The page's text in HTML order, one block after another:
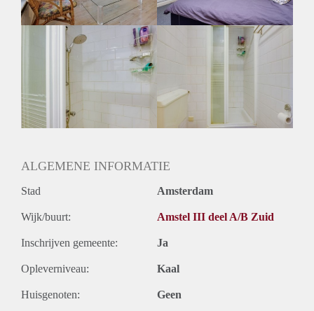
Onbepaalde termijn
Oplevering
Gemeubileerd
ALGEMENE INFORMATIE
Stad Amsterdam
Wijk/buurt: Amstel III deel A/B Zuid
Inschrijven gemeente: Ja
Opleverniveau: Kaal
Huisgenoten: Geen